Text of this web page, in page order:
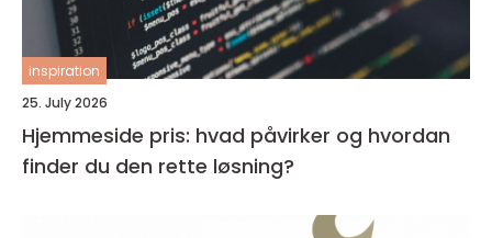
inspiration
25. July 2026
Hjemmeside pris: hvad påvirker og hvordan
finder du den rette løsning?